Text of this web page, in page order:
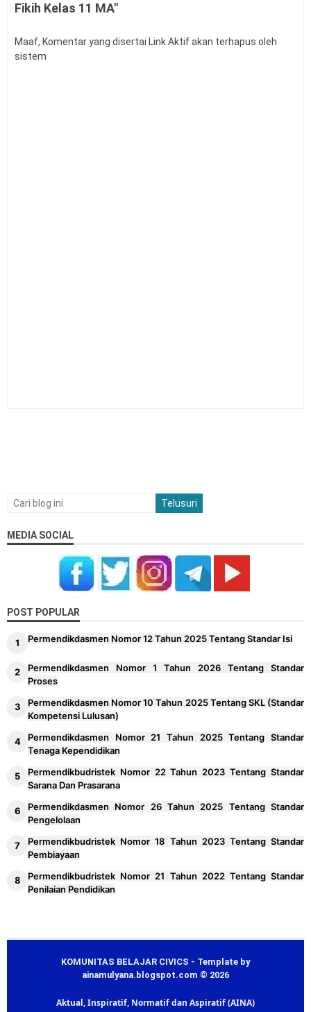
Fikih Kelas 11 MA"
Maaf, Komentar yang disertai Link Aktif akan terhapus oleh
sistem
MEDIA SOCIAL
POST POPULAR
Permendikdasmen Nomor 12 Tahun 2025 Tentang Standar Isi
Permendikdasmen Nomor 1 Tahun 2026 Tentang Standar
Proses
Permendikdasmen Nomor 10 Tahun 2025 Tentang SKL (Standar
Kompetensi Lulusan)
Permendikdasmen Nomor 21 Tahun 2025 Tentang Standar
Tenaga Kependidikan
Permendikbudristek Nomor 22 Tahun 2023 Tentang Standar
Sarana Dan Prasarana
Permendikdasmen Nomor 26 Tahun 2025 Tentang Standar
Pengelolaan
Permendikbudristek Nomor 18 Tahun 2023 Tentang Standar
Pembiayaan
Permendikbudristek Nomor 21 Tahun 2022 Tentang Standar
Penilaian Pendidikan
KOMUNITAS BELAJAR CIVICS - Template by
ainamulyana.blogspot.com © 2026
Aktual, Inspiratif, Normatif dan Aspiratif (AINA)